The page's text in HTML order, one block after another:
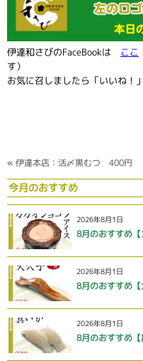
伊達和さびのFaceBookは ここ
す）
お気に召しましたら「いいね！
« 伊達本店：活〆黒むつ 400円
今月のおすすめ
2026年8月1日
8月のおすすめ【
2026年8月1日
8月のおすすめ【
2026年8月1日
8月のおすすめ【